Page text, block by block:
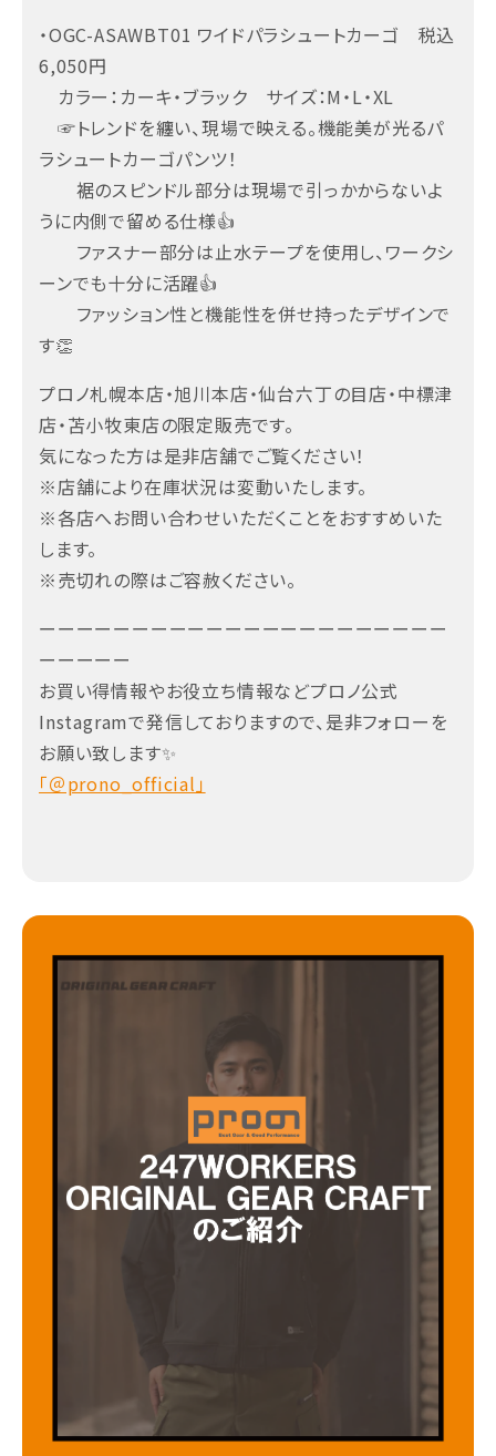
・OGC-ASAWBT01 ワイドパラシュートカーゴ 税込
6,050円
カラー：カーキ・ブラック サイズ：M・L・XL
☞トレンドを纏い、現場で映える。機能美が光るパ
ラシュートカーゴパンツ！
裾のスピンドル部分は現場で引っかからないよ
うに内側で留める仕様👍
ファスナー部分は止水テープを使用し、ワークシ
ーンでも十分に活躍👍
ファッション性と機能性を併せ持ったデザインで
す👏
プロノ札幌本店・旭川本店・仙台六丁の目店・中標津
店・苫小牧東店の限定販売です。
気になった方は是非店舗でご覧ください！
※店舗により在庫状況は変動いたします。
※各店へお問い合わせいただくことをおすすめいた
します。
※売切れの際はご容赦ください。
ーーーーーーーーーーーーーーーーーーーーーー
ーーーーー
お買い得情報やお役立ち情報などプロノ公式
Instagramで発信しておりますので、是非フォローを
お願い致します✨
「＠prono_official」